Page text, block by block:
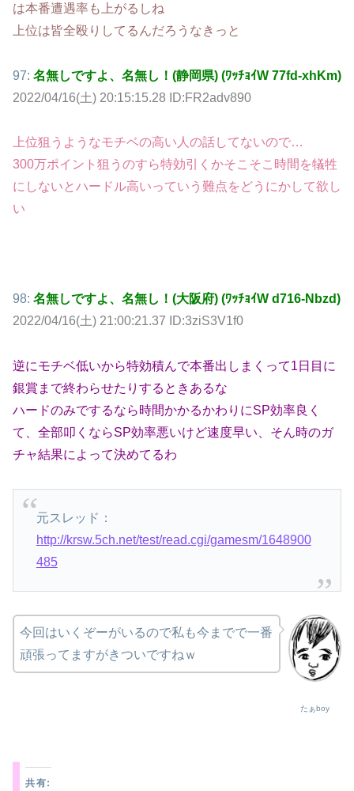
は本番遭遇率も上がるしね
上位は皆全殴りしてるんだろうなきっと
97: 名無しですよ、名無し！(静岡県) (ﾜｯﾁｮｲW 77fd-xhKm)
2022/04/16(土) 20:15:15.28 ID:FR2adv890
上位狙うようなモチベの高い人の話してないので…
300万ポイント狙うのすら特効引くかそこそこ時間を犠牲
にしないとハードル高いっていう難点をどうにかして欲し
い
98: 名無しですよ、名無し！(大阪府) (ﾜｯﾁｮｲW d716-Nbzd)
2022/04/16(土) 21:00:21.37 ID:3ziS3V1f0
逆にモチベ低いから特効積んで本番出しまくって1日目に
銀賞まで終わらせたりするときあるな
ハードのみでするなら時間かかるかわりにSP効率良く
て、全部叩くならSP効率悪いけど速度早い、そん時のガ
チャ結果によって決めてるわ
元スレッド：
http://krsw.5ch.net/test/read.cgi/gamesm/1648900
485
たぁboy
今回はいくぞーがいるので私も今までで一番
頑張ってますがきついですねｗ
共有: